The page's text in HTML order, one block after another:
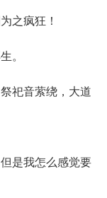
之疯狂！
。
祀音萦绕，大道
是我怎么感觉要